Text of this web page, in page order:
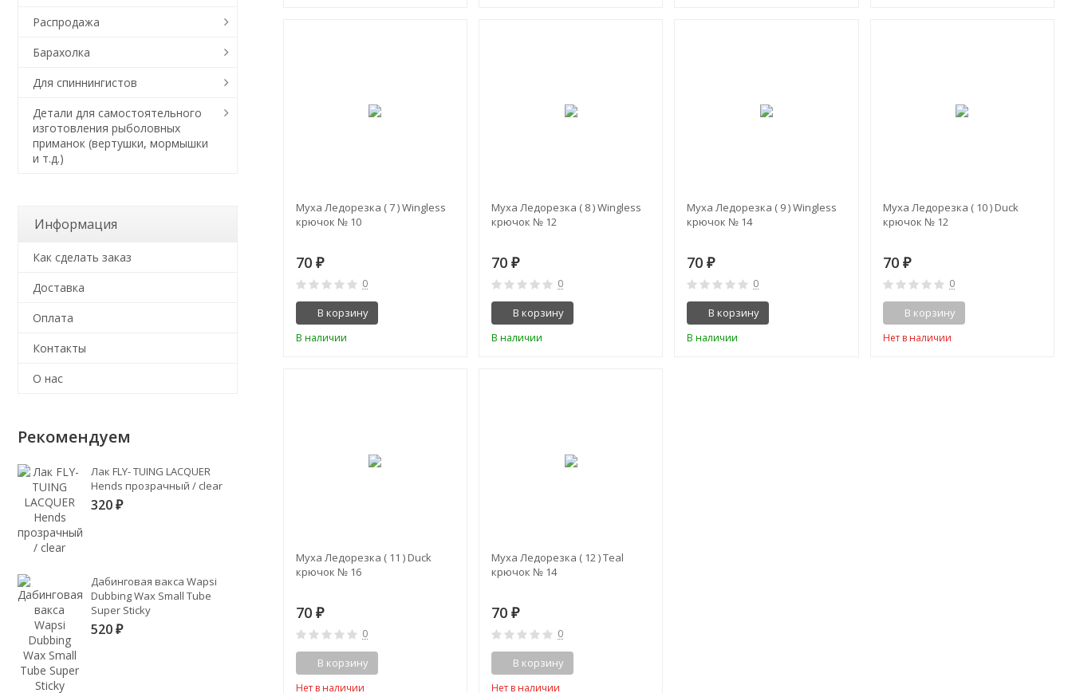
Муха Ледорезка ( 7 ) Wingless
крючок № 10
70 ₽
0
В корзину
В наличии
Муха Ледорезка ( 8 ) Wingless
крючок № 12
70 ₽
0
В корзину
В наличии
Муха Ледорезка ( 9 ) Wingless
крючок № 14
70₽
0
В корзину
В наличии
Муха Ледорезка ( 10 ) Duck
крючок № 12
70 ₽
0
В корзину
Нет в наличии
Муха Ледорезка ( 11 ) Duck
крючок № 16
70 ₽
0
В корзину
Нет в наличии
Муха Ледорезка ( 12 ) Teal
крючок № 14
70 ₽
0
В корзину
Нет в наличии
Распродажа
Барахолка
Для спиннингистов
Детали для самостоятельного
изготовления рыболовных
приманок (вертушки, мормышки
и т.д.)
Информация
Как сделать заказ
Доставка
Оплата
Контакты
О нас
Рекомендуем
Лак FLY- TUING LACQUER
Hends прозрачный / clear
320 ₽
Дабинговая вакса Wapsi
Dubbing Wax Small Tube
Super Sticky
520 ₽